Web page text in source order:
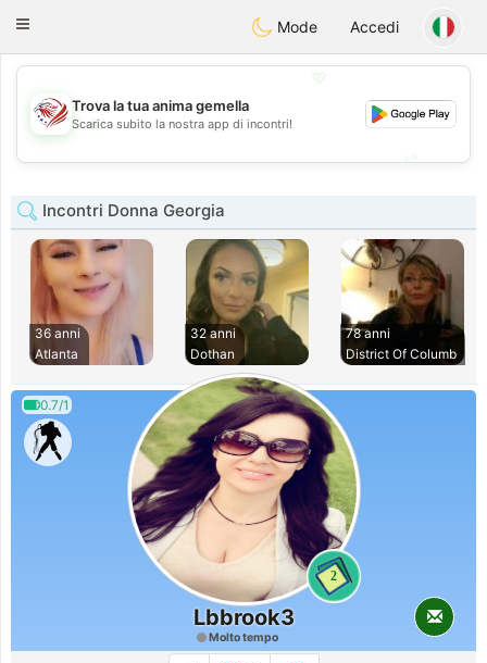
StatesDating
Toggle
Mode Accedi
💖
💕
Trova la tua anima gemella
Scarica subito la nostra app di incontri!
Incontri Donna Georgia
36 anni
Atlanta
32 anni
Dothan
78 anni
District Of Columb
0.7/1
2
Lbbrook3
Molto tempo